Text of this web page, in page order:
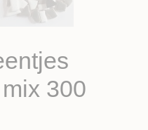
300